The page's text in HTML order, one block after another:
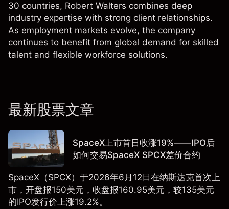
30 countries, Robert Walters combines deep
industry expertise with strong client relationships.
As employment markets evolve, the company
continues to benefit from global demand for skilled
talent and flexible workforce solutions.
最新股票文章
SpaceX上市首日收涨19%——IPO后
如何交易SpaceX SPCX差价合约
SpaceX（SPCX）于2026年6月12日在纳斯达克首次上
市，开盘报150美元，收盘报160.95美元，较135美元
的IPO发行价上涨19.2%。